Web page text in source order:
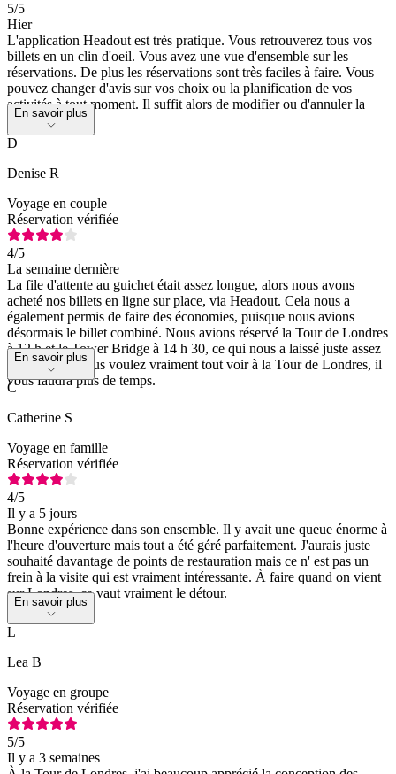
5/5
Hier
L'application Headout est très pratique. Vous retrouverez tous vos
billets en un clin d'oeil. Vous avez une vue d'ensemble sur les
réservations. De plus les réservations sont très faciles à faire. Vous
pouvez changer d'avis sur vos choix ou la planification de vos
activités à tout moment. Il suffit alors de modifier ou d'annuler la
réservation.
En savoir plus
D
Denise R
Voyage en couple
Réservation vérifiée
4/5
La semaine dernière
La file d'attente au guichet était assez longue, alors nous avons
acheté nos billets en ligne sur place, via Headout. Cela nous a
également permis de faire des économies, puisque nous avions
désormais le billet combiné. Nous avions réservé la Tour de Londres
à 12 h et le Tower Bridge à 14 h 30, ce qui nous a laissé juste assez
de temps. Si vous voulez vraiment tout voir à la Tour de Londres, il
vous faudra plus de temps.
En savoir plus
C
Catherine S
Voyage en famille
Réservation vérifiée
4/5
Il y a 5 jours
Bonne expérience dans son ensemble. Il y avait une queue énorme à
l'heure d'ouverture mais tout a été géré parfaitement. J'aurais juste
souhaité davantage de points de restauration mais ce n' est pas un
frein à la visite qui est vraiment intéressante. À faire quand on vient
sur Londres, ça vaut vraiment le détour.
En savoir plus
L
Lea B
Voyage en groupe
Réservation vérifiée
5/5
Il y a 3 semaines